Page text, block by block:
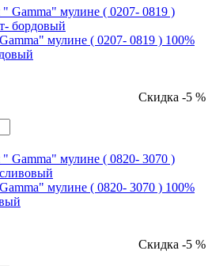
мулине ( 0207- 0819 ) 100%
Скидка -5 %
мулине ( 0820- 3070 ) 100%
Скидка -5 %